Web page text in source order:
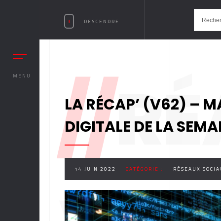
MENU
DESCENDRE
//
LA RÉCAP’ (V62) –
DIGITALE DE LA
14 JUIN 2022 CATÉGORIE : RÉSEAUX